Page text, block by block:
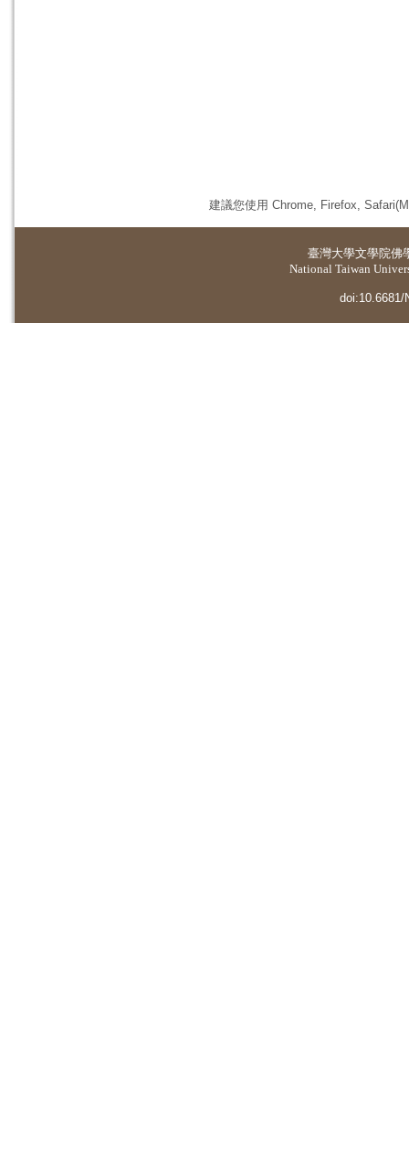
建議您使用 Chrome, Firefox,
臺灣大學文學院佛
National Taiwan
doi:10.6681/